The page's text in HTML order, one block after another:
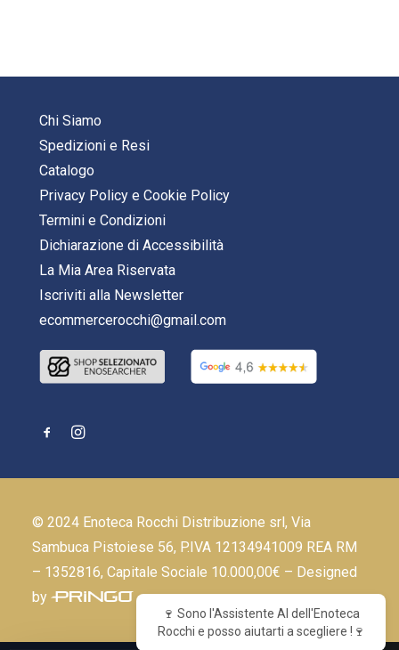
Chi Siamo
Spedizioni e Resi
Catalogo
Privacy Policy e Cookie Policy
Termini e Condizioni
Dichiarazione di Accessibilità
La Mia Area Riservata
Iscriviti alla Newsletter
ecommercerocchi@gmail.com
© 2024 Enoteca Rocchi Distribuzione srl, Via
Sambuca Pistoiese 56, P.IVA 12134941009 REA RM
– 1352816, Capitale Sociale 10.000,00€ – Designed
by
🍷 Sono l'Assistente AI dell'Enoteca
Rocchi e posso aiutarti a scegliere !🍷